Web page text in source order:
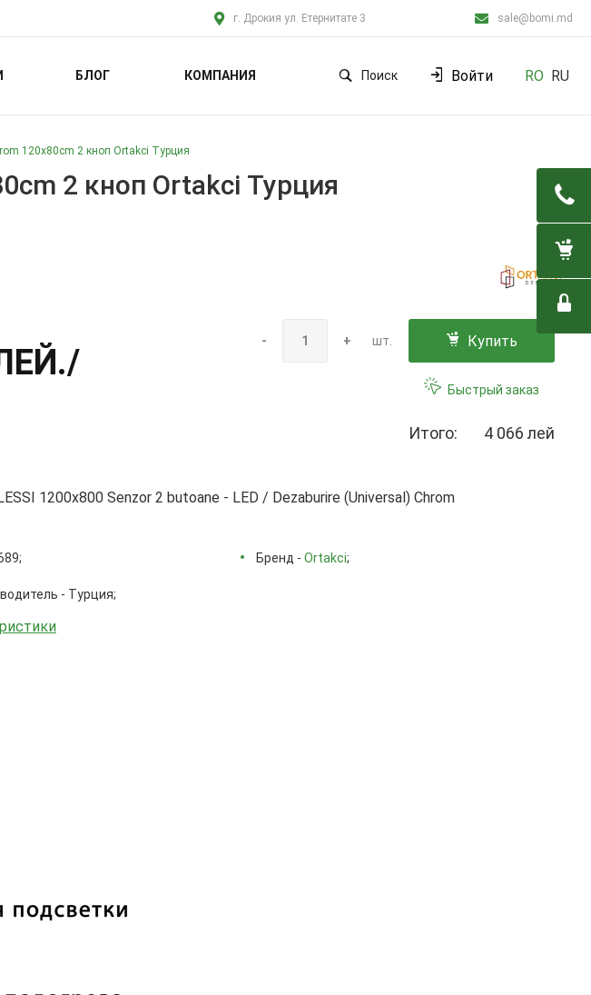
г. Дрокия ул. Етернитате 3 sale@bomi.md
БЛОГ КОМПАНИЯ Поиск Войти RO RU
120x80cm 2 кноп Ortakci Турция
2 кноп Ortakci Турция
./
- + шт. Купить
Быстрый заказ
Итого: 4 066 лей
1200x800 Senzor 2 butoane - LED / Dezaburire (Universal) Chrom
Бренд - Ortakci;
- Турция;